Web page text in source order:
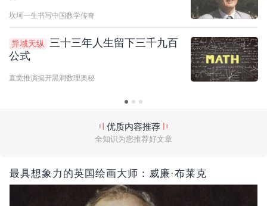
坎坷一生书写中国数学传奇
异域天纵 三十三年人生留下三千九百
公式
直觉推演揭开黑洞数理奥秘
优质内容推荐
全知识为您推荐好文章
最具想象力的英国绘画大师：威廉·布莱克